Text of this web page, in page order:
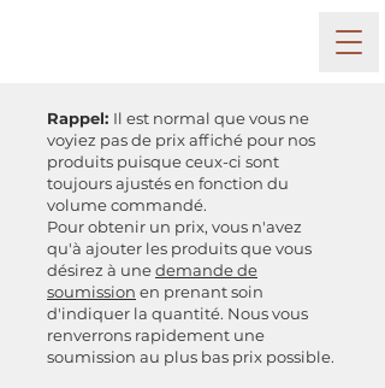
Rappel: Il est normal que vous ne
voyiez pas de prix affiché pour nos
produits puisque ceux-ci sont
toujours ajustés en fonction du
volume commandé.
Pour obtenir un prix, vous n'avez
qu'à ajouter les produits que vous
désirez à unedemande de
soumission en prenant soin
d'indiquer la quantité. Nous vous
renverrons rapidement une
soumission au plus bas prix possible.